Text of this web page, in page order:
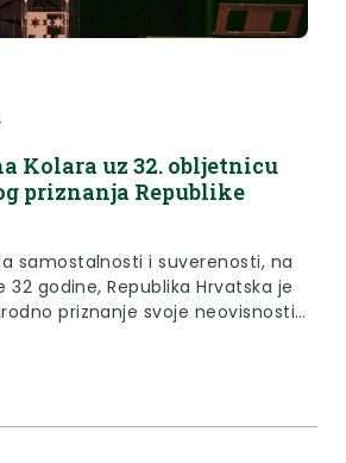
Kolara uz 32. obljetnicu
priznanja Republike
samostalnosti i suverenosti, na
32 godine, Republika Hrvatska je
priznanje svoje neovisnosti,
obljetnica vraća nas u